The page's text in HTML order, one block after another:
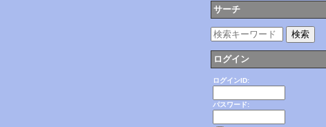
サーチ
ログイン
ログインID:
パスワード: